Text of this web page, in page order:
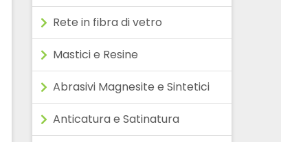
Rete in fibra di vetro
Mastici e Resine
Abrasivi Magnesite e Sintetici
Anticatura e Satinatura